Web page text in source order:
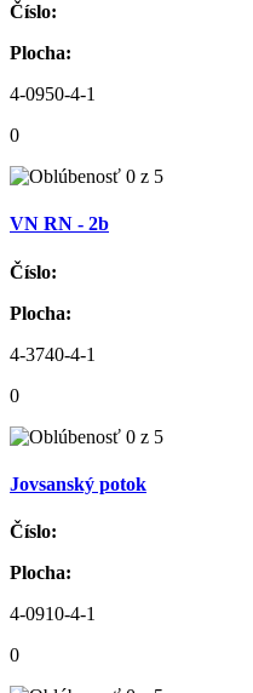
Číslo:
Plocha:
4-0950-4-1
0
VN RN - 2b
Číslo:
Plocha:
4-3740-4-1
0
Jovsanský potok
Číslo:
Plocha:
4-0910-4-1
0